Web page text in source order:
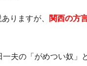
りますが、 関西の方
夫の「がめつい奴」